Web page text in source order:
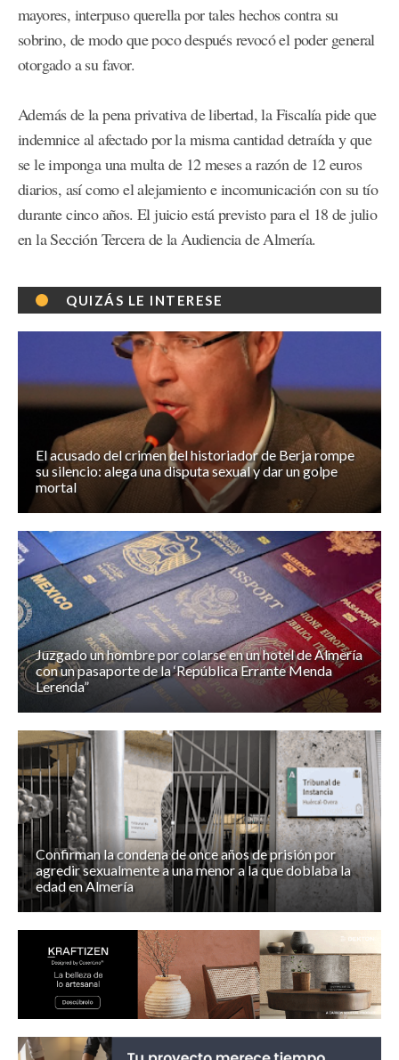
mayores, interpuso querella por tales hechos contra su
sobrino, de modo que poco después revocó el poder general
otorgado a su favor.
Además de la pena privativa de libertad, la Fiscalía pide que
indemnice al afectado por la misma cantidad detraída y que
se le imponga una multa de 12 meses a razón de 12 euros
diarios, así como el alejamiento e incomunicación con su tío
durante cinco años. El juicio está previsto para el 18 de julio
en la Sección Tercera de la Audiencia de Almería.
QUIZÁS LE INTERESE
El acusado del crimen del historiador de Berja rompe
su silencio: alega una disputa sexual y dar un golpe
mortal
Juzgado un hombre por colarse en un hotel de Almería
con un pasaporte de la ‘República Errante Menda
Lerenda”
Confirman la condena de once años de prisión por
agredir sexualmente a una menor a la que doblaba la
edad en Almería